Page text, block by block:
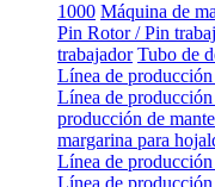
1000 Máquina de
Pin Rotor / Pin
trabajador Tubo de
Línea de producción
Línea de producción
producción de
margarina para
Línea de producción
Línea de